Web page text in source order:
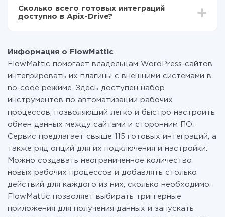
функционал. Вы оплачиваете только количество
данных, которые по факту передаются из одной
перейти на платный, при необходимости. Подробнее
отарифах .
Сколько всего готовых интеграций
доступно в Apix-Drive?
Информация о FlowMattic
FlowMattic помогает владельцам WordPress-сайтов
интегрировать их плагины с внешними системами в
no-code режиме. Здесь доступен набор
инструментов по автоматизации рабочих
процессов, позволяющий легко и быстро настроить
обмен данных между сайтами и сторонним ПО.
Сервис предлагает свыше 115 готовых интеграций, а
также ряд опций для их подключения и настройки.
Можно создавать неограниченное количество
новых рабочих процессов и добавлять столько
действий для каждого из них, сколько необходимо.
FlowMattic позволяет выбирать триггерные
приложения для получения данных и запускать